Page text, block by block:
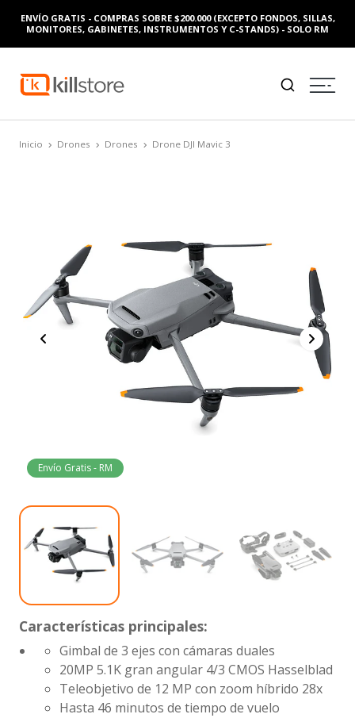
ENVÍO GRATIS - COMPRAS SOBRE $200.000 (EXCEPTO FONDOS, SILLAS,
MONITORES, GABINETES, INSTRUMENTOS Y C-STANDS) - SOLO RM
Inicio Drones Drones Drone DJI Mavic 3
Envío Gratis - RM
Características principales:
Gimbal de 3 ejes con cámaras duales
20MP 5.1K gran angular 4/3 CMOS Hasselblad
Teleobjetivo de 12 MP con zoom híbrido 28x
Hasta 46 minutos de tiempo de vuelo